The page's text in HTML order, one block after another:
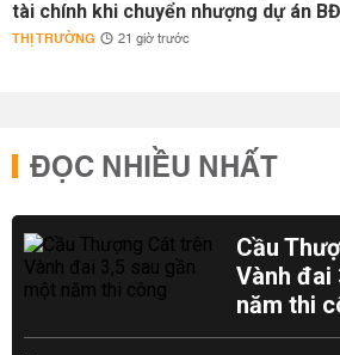
tài chính khi chuyển nhượng dự án
THỊ TRƯỜNG 21 giờ trước
ĐỌC NHIỀU NHẤT
Cầu
Vành đai
năm thi